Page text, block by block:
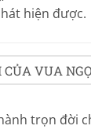
hiện được.
CỦA VUA
trọn đời